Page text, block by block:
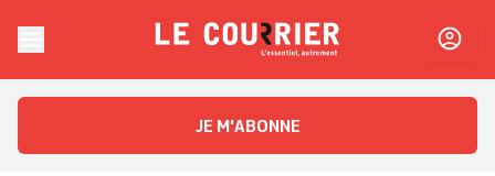
Le CourrierL'essentiel, autrement
JE M'ABONNE